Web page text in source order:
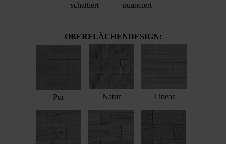
schattiert
nuanciert
OBERFLÄCHENDESIGN:
Pur Natur Linear